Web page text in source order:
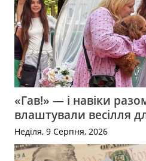
«Гав!» — і навіки
влаштували весілля
Неділя, 9 Серпня, 2026